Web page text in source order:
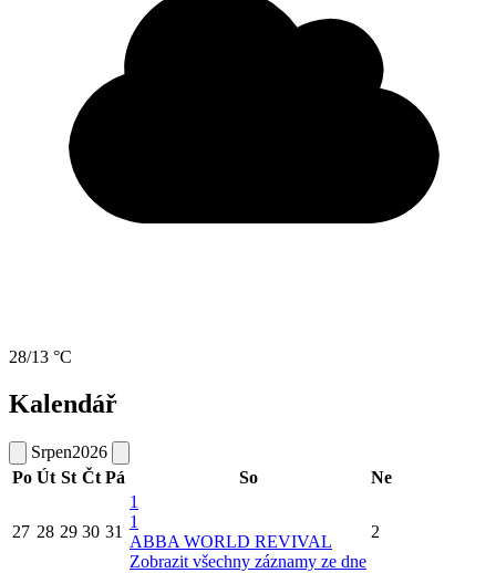
28/13 °C
Kalendář
Srpen2026
Po Út St Čt Pá So Ne
27 28 29 30 31
1
1
ABBA WORLD REVIVAL
Zobrazit všechny záznamy ze dne
2